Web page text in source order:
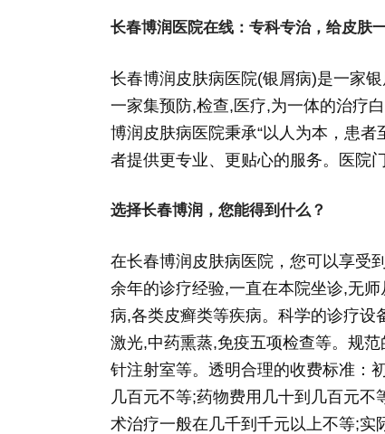
长春博润医院在线：专科专治，给皮肤
长春博润皮肤病医院(银屑病)是一家
一家集预防,检查,医疗,为一体的治疗
博润皮肤病医院秉承“以人为本，患
者提供更专业、更贴心的服务。医院
选择长春博润，您能得到什么？
在长春博润皮肤病医院，您可以享受
余年的诊疗经验,一直在本院坐诊,无
病,各类皮癣类等疾病。科学的诊疗
激光,中药熏蒸,免疫五项检查等。规
针注射室等。透明合理的收费标准：
几百元不等;药物费用几十到几百元
术治疗一般在几千到千元以上不等;实